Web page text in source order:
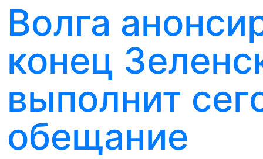
Волга
конец
выполнит
обещание